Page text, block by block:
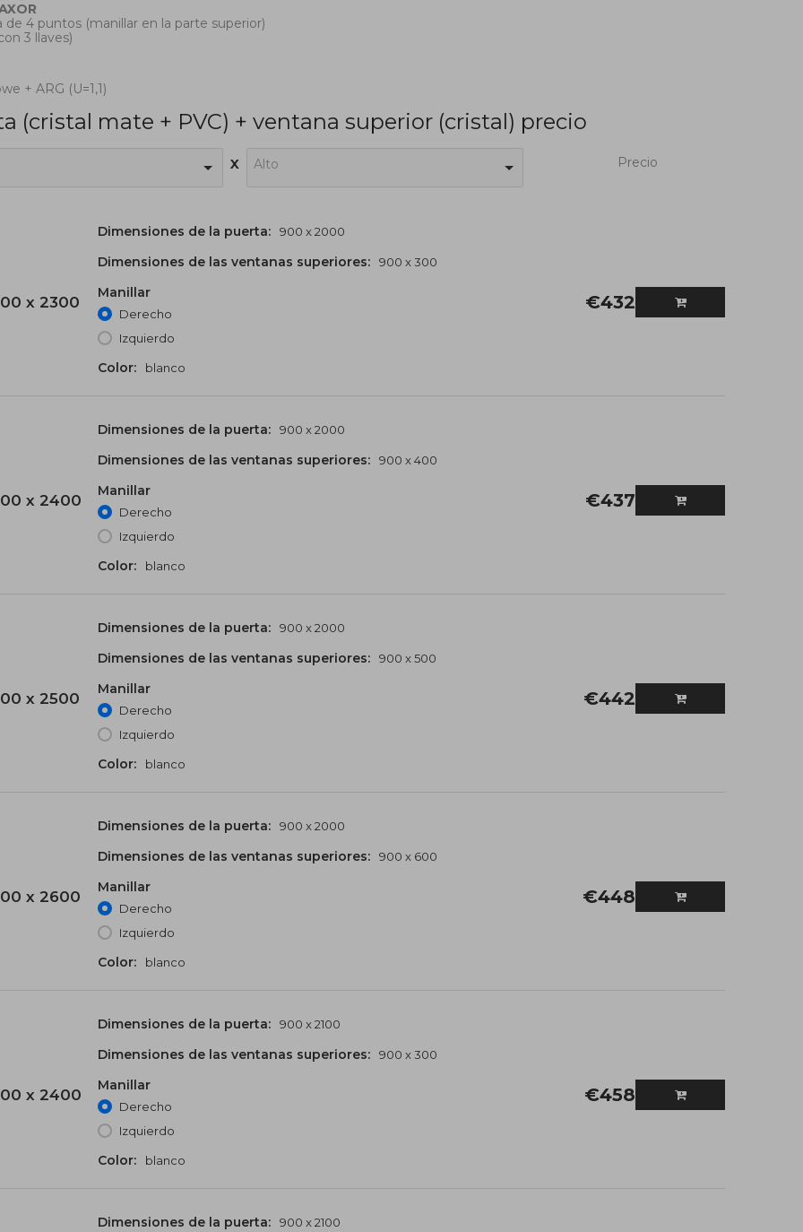
de 4 puntos (manillar en la parte superior)
3 llaves)
+ ARG (U=1,1)
(cristal mate + PVC) + ventana superior (cristal) precio
x Alto Precio
x 2300
Dimensiones de la puerta: 900 x 2000
Dimensiones de las ventanas superiores: 900 x 300
Manillar
Derecho
Izquierdo
Color: blanco
€432
x 2400
Dimensiones de la puerta: 900 x 2000
Dimensiones de las ventanas superiores: 900 x 400
Manillar
Derecho
Izquierdo
Color: blanco
€437
x 2500
Dimensiones de la puerta: 900 x 2000
Dimensiones de las ventanas superiores: 900 x 500
Manillar
Derecho
Izquierdo
Color: blanco
€442
x 2600
Dimensiones de la puerta: 900 x 2000
Dimensiones de las ventanas superiores: 900 x 600
Manillar
Derecho
Izquierdo
Color: blanco
€448
x 2400
Dimensiones de la puerta: 900 x 2100
Dimensiones de las ventanas superiores: 900 x 300
Manillar
Derecho
Izquierdo
Color: blanco
€458
Dimensiones de la puerta: 900 x 2100